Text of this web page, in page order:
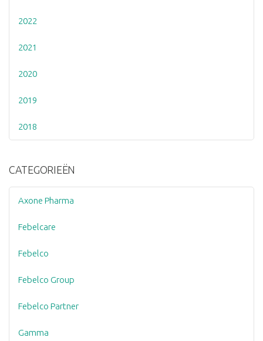
2022
2021
2020
2019
2018
CATEGORIEËN
Axone Pharma
Febelcare
Febelco
Febelco Group
Febelco Partner
Gamma